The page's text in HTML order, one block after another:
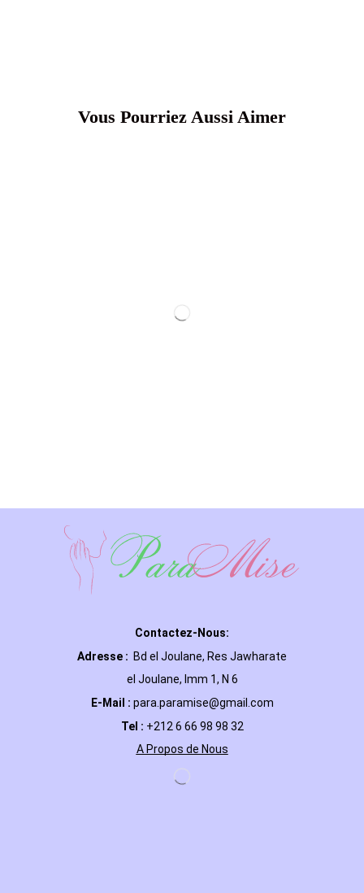
Vous Pourriez Aussi Aimer
Contactez-Nous:
Adresse : Bd el Joulane, Res Jawharate
el Joulane, Imm 1, N 6
E-Mail : para.paramise@gmail.com
Tel : +212 6 66 98 98 32
A Propos de Nous